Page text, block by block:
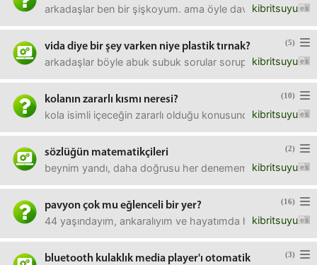
kibritsuyu
arkadaşlar ben bir şişkoyum. ama öyle davul gibi şişko
(5)
vida diye bir şey varken niye plastik tırnak?
kibritsuyu
arkadaşlar böyle abuk subuk sorular sorup duruyorum
(10)
kolanın zararlı kısmı neresi?
kibritsuyu
kola isimli içeceğin zararlı olduğu konusunda neredeyse
(2)
sözlüğün matematikçileri
kibritsuyu
beynim yandı, daha doğrusu her denememde farklı bir
(16)
pavyon çok mu eğlenceli bir yer?
kibritsuyu
44 yaşındayım, ankaralıyım ve hayatımda hiç pavyona
(3)
bluetooth kulaklık media player'ı otomatik